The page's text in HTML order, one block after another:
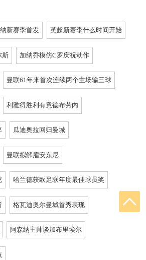
新赛季首发 英超新赛季什么时间开始
斯 加纳乔模仿C罗庆祝动作
曼联61年来首次连续两个主场输三球
利雅得胜利有意德布劳内
瓜迪奥拉回归曼城
曼联拟解雇安东尼
哈兰德获欧足联年度最佳球员奖
格瓦迪奥尔曼城首秀表现
阿森纳主帅谈加布里埃尔